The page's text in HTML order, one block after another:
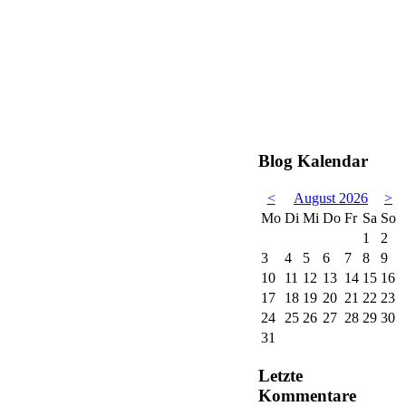
Blog Kalendar
< August 2026
>
Mo Di Mi Do Fr Sa So
1
2
3
4 5 6 7 8
9
10
11 12 13 14 15 16
17
18 19 20 21 22 23
24 25 26 27 28 29 30
31
Letzte
Kommentare